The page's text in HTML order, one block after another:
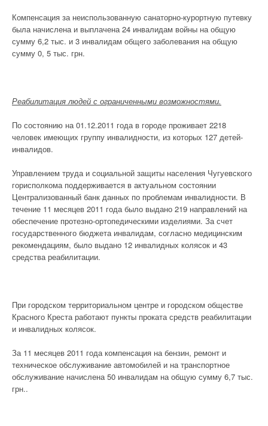
Компенсация за неиспользованную санаторно-курортную путевку
была начислена и выплачена 24 инвалидам войны на общую
сумму 6,2 тыс. и 3 инвалидам общего заболевания на общую
сумму 0, 5 тыс. грн.
Реабилитация людей с ограниченными возможностями.
По состоянию на 01.12.2011 года в городе проживает 2218
человек имеющих группу инвалидности, из которых 127 детей-
инвалидов.
Управлением труда и социальной защиты населения Чугуевского
горисполкома поддерживается в актуальном состоянии
Централизованный банк данных по проблемам инвалидности. В
течение 11 месяцев 2011 года было выдано 219 направлений на
обеспечение протезно-ортопедическими изделиями. За счет
государственного бюджета инвалидам, согласно медицинским
рекомендациям, было выдано 12 инвалидных колясок и 43
средства реабилитации.
При городском территориальном центре и городском обществе
Красного Креста работают пункты проката средств реабилитации
и инвалидных колясок.
За 11 месяцев 2011 года компенсация на бензин, ремонт и
техническое обслуживание автомобилей и на транспортное
обслуживание начислена 50 инвалидам на общую сумму 6,7 тыс.
грн..